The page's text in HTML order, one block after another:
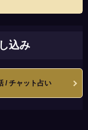
込み
/ チャット占い